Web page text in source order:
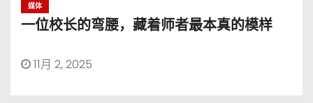
媒体
一位校长的弯腰，藏着师者最本真的模样
11月 2, 2025